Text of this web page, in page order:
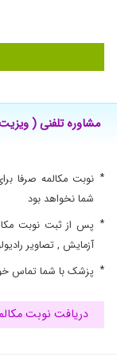
درحال
بسیار
دکتر
بده
بچه
پسرم
کنترل
مشاوره تلفنی (
* نوبت مکالمه صرفا
شما نخواهد بود
* پس از ثبت نوبت
آزمایش , تصاویر
* پزشک با شما تماس
دریافت نوبت